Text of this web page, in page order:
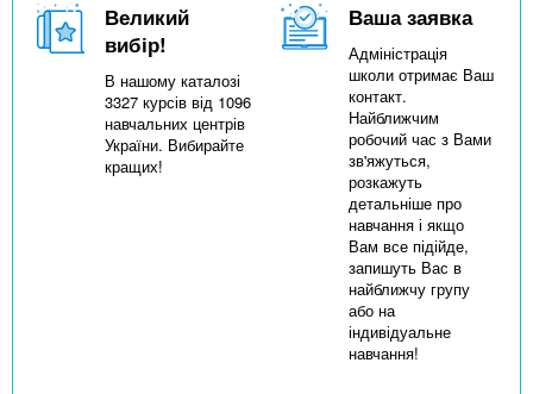
Великий
вибір!
В нашому каталозі
3327 курсів від 1096
навчальних центрів
України. Вибирайте
кращих!
Ваша заявка
Адміністрація
школи отримає Ваш
контакт.
Найближчим
робочий час з Вами
зв'яжуться,
розкажуть
детальніше про
навчання і якщо
Вам все підійде,
запишуть Вас в
найближчу групу
або на
індивідуальне
навчання!